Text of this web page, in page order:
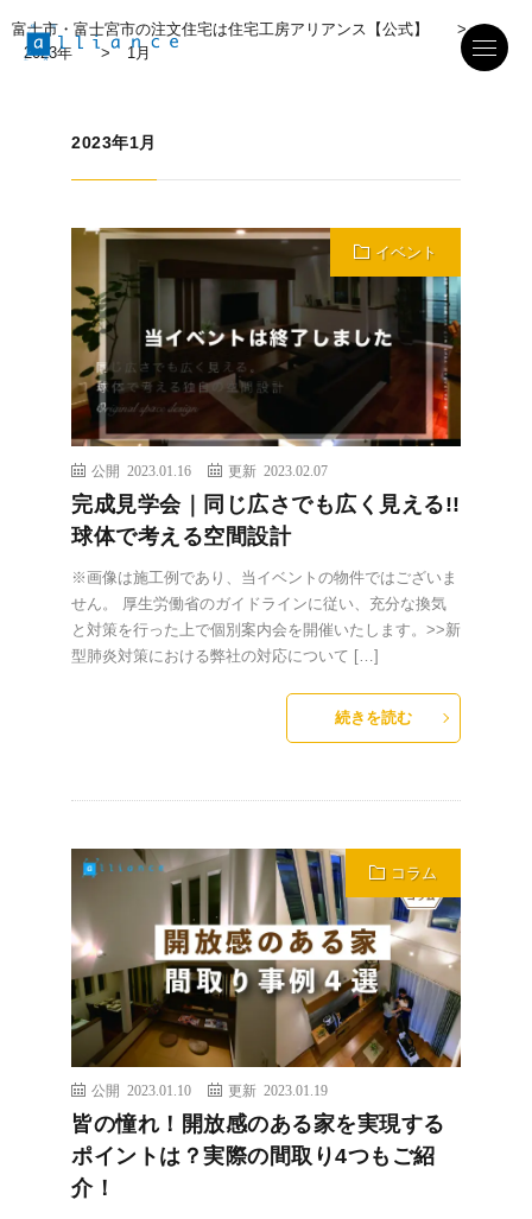
富士市・富士宮市の注文住宅は住宅工房アリアンス【公式】
>
2023年
> 1月
2023年1月
イベント
公開 2023.01.16 更新 2023.02.07
完成見学会｜同じ広さでも広く見える!!
球体で考える空間設計
※画像は施工例であり、当イベントの物件ではございま
せん。 厚生労働省のガイドラインに従い、充分な換気
と対策を行った上で個別案内会を開催いたします。>>新
型肺炎対策における弊社の対応について […]
続きを読む
コラム
公開 2023.01.10 更新 2023.01.19
皆の憧れ！開放感のある家を実現する
ポイントは？実際の間取り4つもご紹
介！